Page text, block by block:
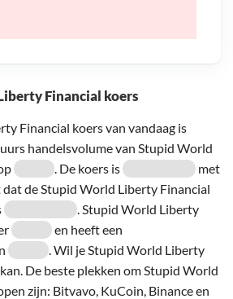
Financial koers
Financial koers van vandaag is
handelsvolume van Stupid World
. De koers is
met
de Stupid World Liberty Financial
. Stupid World Liberty
en heeft een
. Wil je Stupid World Liberty
De beste plekken om Stupid World
zijn: Bitvavo, KuCoin, Binance en